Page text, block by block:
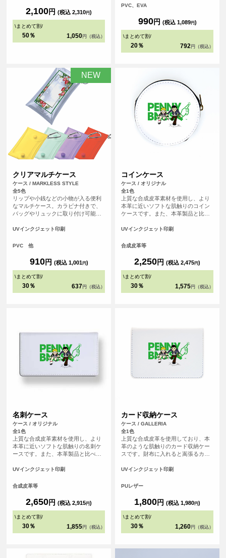
2,100円 (税込 2,310円)
\まとめて割/
50％ 1,050 円（税込）
て、裏面にオリジナルデザインをプ
PVC、EVA
990円 (税込 1,089円)
\まとめて割/
20％ 792 円（税込）
NEW
クリアマルチケース
ケース / MARKLESS STYLE
全5色
リップや小銭などの小物が入る便利
なマルチケース。カラビナ付きで、
バッグやリュックに取り付け可能。
イズ感で、推し活グッズの持ち歩き
目安サイズ：約W63×H88（mm）程
イズ：約W65×H100～105（mm）程
度収納可<br> ※あくまで収納目安に
なります。
UVインクジェット印刷
PVC 他
910円 (税込 1,001円)
\まとめて割/
30％ 637 円（税込）
コインケース
ケース / オリジナル
全1色
上質な合成皮革素材を使用し、より
本革に近いソフトな肌触りのコイン
ケースです。また、本革製品と比
態を保てます。ファスナーが半分以
のもポイント！ちょっとした小物入
UVインクジェット印刷
合成皮革等
2,250円 (税込 2,475円)
\まとめて割/
30％ 1,575 円（税込）
名刺ケース
ケース / オリジナル
全1色
上質な合成皮革素材を使用し、より
本革に近いソフトな肌触りの名刺ケ
ースです。また、本革製品と比べ、
保てます。また、名刺ポケットは最
名刺が入ります。
UVインクジェット印刷
合成皮革等
2,650円 (税込 2,915円)
\まとめて割/
30％ 1,855 円（税込）
カード収納ケース
ケース / GALLERIA
全1色
上質な合成皮革を使用しており、本
革のような肌触りのカード収納ケー
スです。財布に入れると嵩張るカー
UVインクジェット印刷
PUレザー
1,800円 (税込 1,980円)
\まとめて割/
30％ 1,260 円（税込）